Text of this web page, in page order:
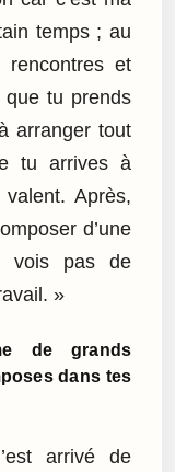
temps ; au
rencontres et
tu prends
arranger tout
tu arrives à
Après,
d’une
vois pas de
»
de grands
dans tes
arrivé de